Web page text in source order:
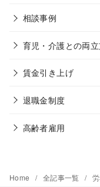
相談事例
育児・介護との両
賃金引き上げ
退職金制度
高齢者雇用
Home 全記事一覧